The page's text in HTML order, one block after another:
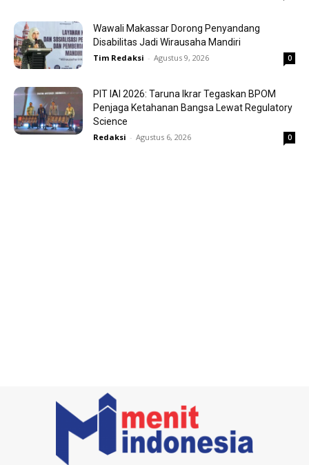
Wawali Makassar Dorong Penyandang
Disabilitas Jadi Wirausaha Mandiri
Tim Redaksi - Agustus 9, 2026 0
PIT IAI 2026: Taruna Ikrar Tegaskan BPOM
Penjaga Ketahanan Bangsa Lewat Regulatory
Science
Redaksi - Agustus 6, 2026 0